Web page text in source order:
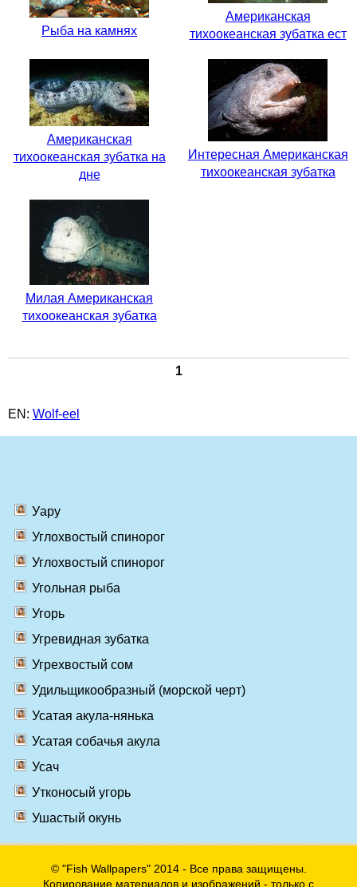
Рыба на камнях
Американская
тихоокеанская зубатка ест
Американская
тихоокеанская зубатка на
дне
Интересная Американская
тихоокеанская зубатка
Милая Американская
тихоокеанская зубатка
1
EN: Wolf-eel
Уару
Углохвостый спинорог
Углохвостый спинорог
Угольная рыба
Угорь
Угревидная зубатка
Угрехвостый сом
Удильщикообразный (морской черт)
Усатая акула-нянька
Усатая собачья акула
Усач
Утконосый угорь
Ушастый окунь
© "Fish Wallpapers" 2014 - Все права защищены.
Копирование материалов и изображений - только с